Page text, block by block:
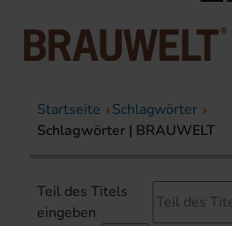
Startseite
Schlagwörter
Schlagwörter | BRAUWELT
Teil des Titels
eingeben